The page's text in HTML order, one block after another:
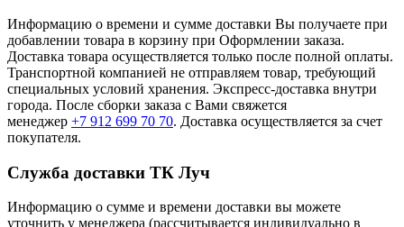
Информацию о времени и сумме доставки Вы получаете при
добавлении товара в корзину при Оформлении заказа.
Доставка товара осуществляется только после полной оплаты.
Транспортной компанией не отправляем товар, требующий
специальных условий хранения. Экспресс-доставка внутри
города. После сборки заказа с Вами свяжется
менеджер +7 912 699 70 70. Доставка осуществляется за счет
покупателя.
Служба доставки ТК Луч
Информацию о сумме и времени доставки вы можете
уточнить у менеджера (рассчитывается индивидуально в